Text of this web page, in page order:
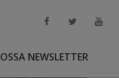
NEWSLETTER